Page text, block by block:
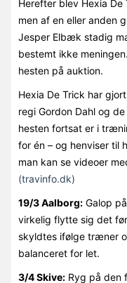
Herefter blev Hexia
men af en eller anden
Jesper Elbæk stadig
bestemt ikke
hesten på auktion.
Hexia De Trick har
regi Gordon Dahl og
hesten fortsat er i
for én – og henviser til
man kan se videoer
(travinfo.dk)
19/3 Aalborg:Galop
virkelig flytte sig det
skyldtes ifølge træner
balanceret for let.
3/4 Skive:Ryg på den